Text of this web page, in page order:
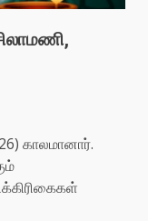
காலமானார்.